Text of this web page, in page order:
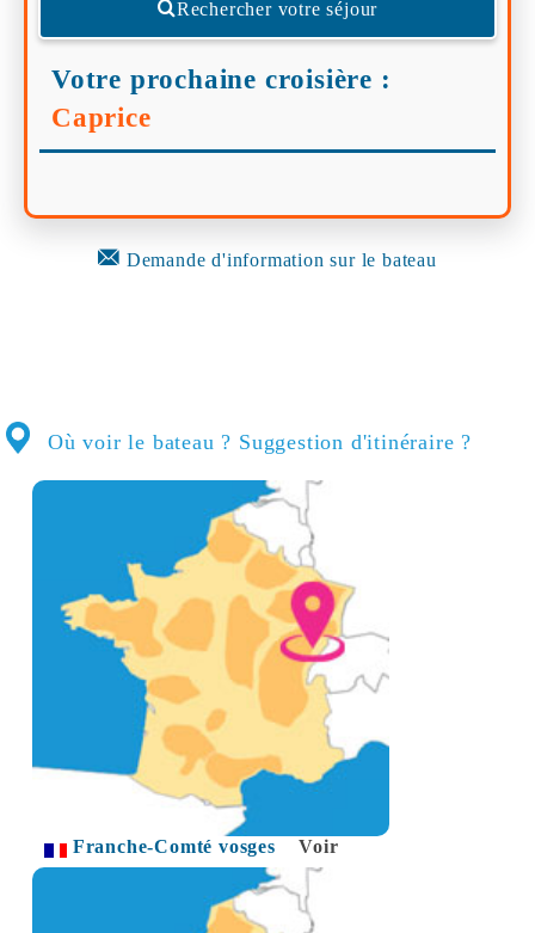
Rechercher votre séjour
Votre prochaine croisière :
Caprice
Demande d'information sur le bateau
Où voir le bateau ? Suggestion d'itinéraire ?
Franche-Comté vosges Voir